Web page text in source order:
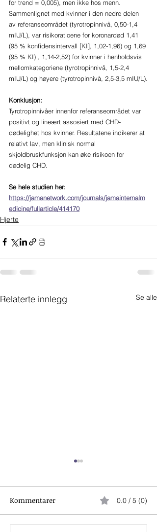
for trend = 0,005), men ikke hos menn.
Sammenlignet med kvinner i den nedre delen
av referanseområdet (tyrotropinnivå, 0,50-1,4
mIU/L), var risikoratioene for koronardød 1,41
(95 % konfidensintervall [KI], 1,02-1,96) og 1,69
(95 % KI) , 1,14-2,52) for kvinner i henholdsvis
mellomkategoriene (tyrotropinnivå, 1,5-2,4
mIU/L) og høyere (tyrotropinnivå, 2,5-3,5 mIU/L).
Konklusjon:
Tyrotropinnivåer innenfor referanseområdet var
positivt og lineært assosiert med CHD-
dødelighet hos kvinner. Resultatene indikerer at
relativt lav, men klinisk normal
skjoldbruskfunksjon kan øke risikoen for
dødelig CHD.
Se hele studien her:
https://jamanetwork.com/journals/jamainternalm
edicine/fullarticle/414170
Hjerte
Relaterte innlegg Se alle
Kommentarer 0.0 / 5 (0)